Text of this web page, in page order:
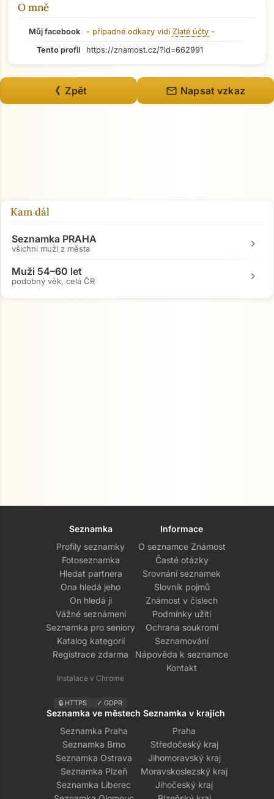
O mně
Můj facebook - případné odkazy vidí Zlaté účty -
Tento profil
https://znamost.cz/?id=662991
《 Zpět mail Napsat vzkaz
Kam dál
Seznamka PRAHA
všichni muži z města chevron_right
Muži 54–60 let
podobný věk, celá ČR chevron_right
Seznamka
Profily seznamky
Fotoseznamka
Hledat partnera
Ona hledá jeho
On hledá ji
Vážné seznámení
Seznamka pro seniory
Katalog kategorií
Registrace zdarma
Instalace v Chrome
🔒 HTTPS ✓ GDPR
Informace
O seznamce Známost
Časté otázky
Srovnání seznamek
Slovník pojmů
Známost v číslech
Podmínky užití
Ochrana soukromí
Seznamování
Nápověda k seznamce
Kontakt
Seznamka ve městech
Seznamka Praha
Seznamka Brno
Seznamka Ostrava
Seznamka Plzeň
Seznamka Liberec
Seznamka v krajích
Praha
Středočeský kraj
Jihomoravský kraj
Moravskoslezský kraj
Jihočeský kraj